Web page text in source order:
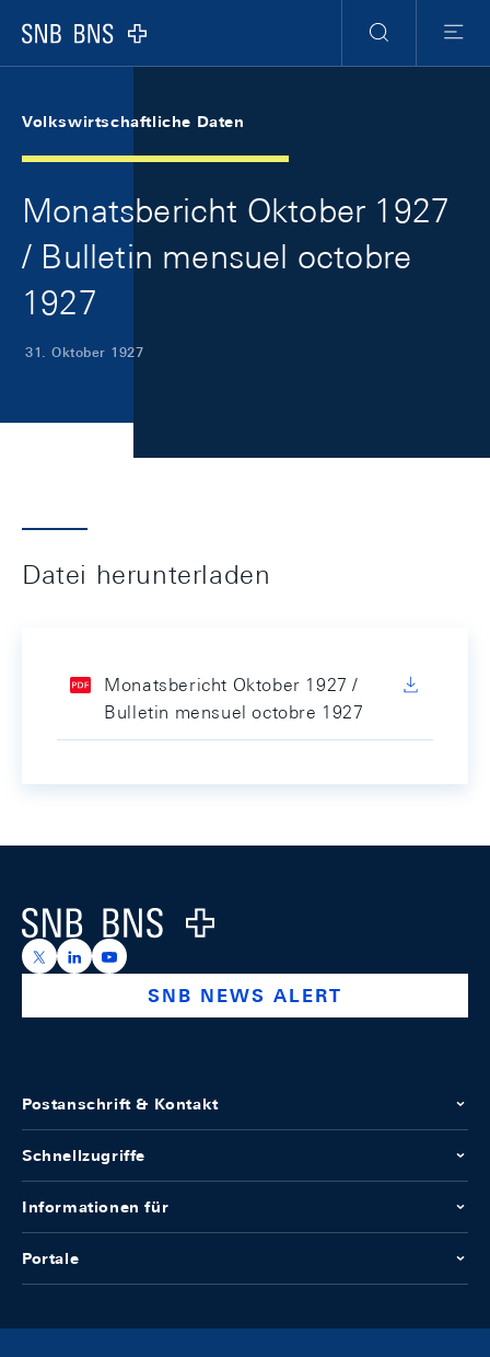
Logo
Suche
Menu
Volkswirtschaftliche Daten
Monatsbericht Oktober 1927
/ Bulletin mensuel octobre
1927
31. Oktober 1927
Datei herunterladen
Monatsbericht Oktober 1927 /
Bulletin mensuel octobre 1927
Logo
https://x.com/snb_bns
https://ch.linkedin.com/company/swiss-national-
https://www.youtube.com/@swissnationalbank
SNB NEWS ALERT
Postanschrift & Kontakt
Schnellzugriffe
Informationen für
Portale